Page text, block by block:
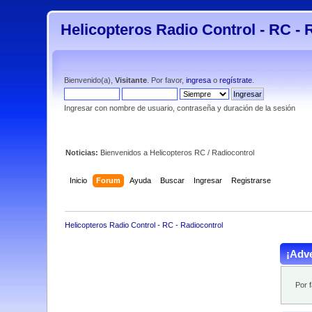
Helicopteros Radio Control - RC -
Bienvenido(a),Visitante . Por favor,ingresa oregístrate
Ingresar con nombre de usuario, contraseña y duración de la sesión
Noticias: Bienvenidos a Helicopteros RC / Radiocontrol
Inicio Forum Ayuda Buscar Ingresar Registrarse
Helicopteros Radio Control - RC - Radiocontrol
Por